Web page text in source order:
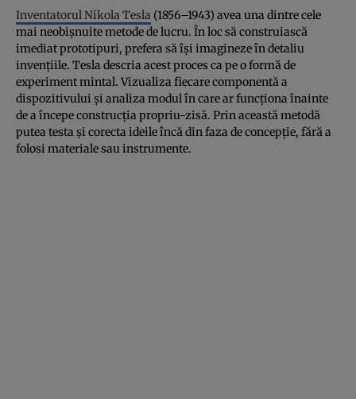
Inventatorul Nikola Tesla (1856–1943) avea una dintre cele
mai neobișnuite metode de lucru. În loc să construiască
imediat prototipuri, prefera să își imagineze în detaliu
invențiile. Tesla descria acest proces ca pe o formă de
experiment mintal. Vizualiza fiecare componentă a
dispozitivului și analiza modul în care ar funcționa înainte
de a începe construcția propriu-zisă. Prin această metodă
putea testa și corecta ideile încă din faza de concepție, fără a
folosi materiale sau instrumente.